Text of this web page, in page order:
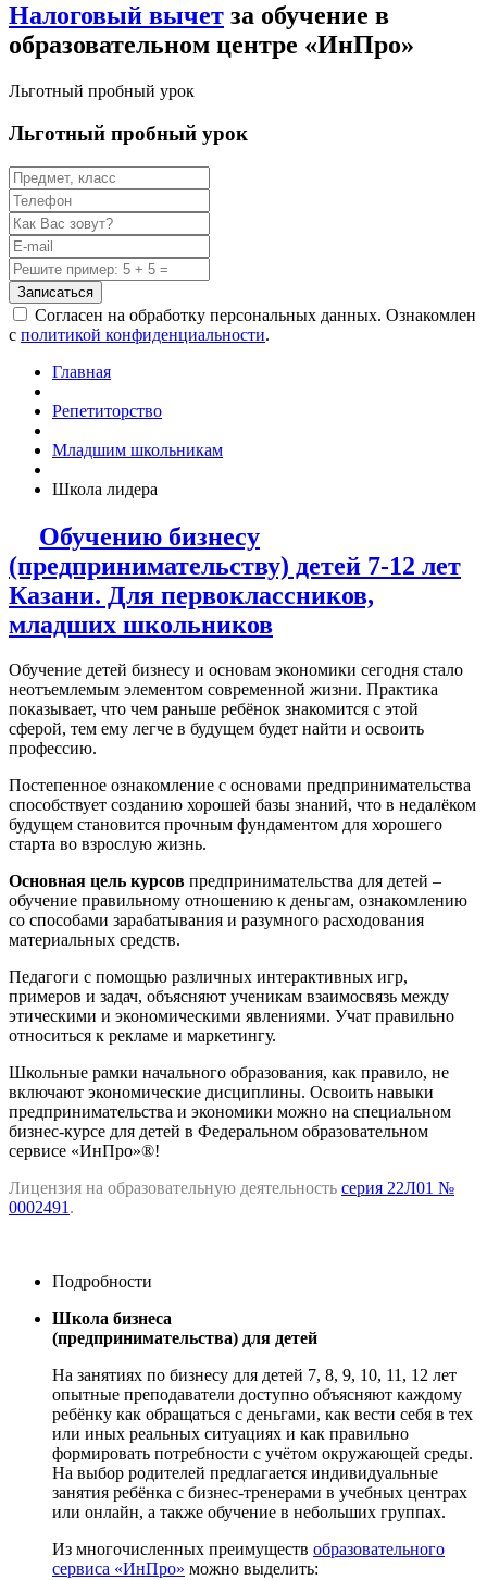
Налоговый вычет за обучение в
образовательном центре «ИнПро»
Льготный пробный урок
Льготный пробный урок
Записаться
Согласен на обработку персональных данных. Ознакомлен
с политикой конфиденциальности.
Главная
Репетиторство
Младшим школьникам
Школа лидера
Обучению бизнесу
(предпринимательству) детей 7-12 лет
Казани. Для первоклассников,
младших школьников
Обучение детей бизнесу и основам экономики сегодня стало
неотъемлемым элементом современной жизни. Практика
показывает, что чем раньше ребёнок знакомится с этой
сферой, тем ему легче в будущем будет найти и освоить
профессию.
Постепенное ознакомление с основами предпринимательства
способствует созданию хорошей базы знаний, что в недалёком
будущем становится прочным фундаментом для хорошего
старта во взрослую жизнь.
Основная цель курсов предпринимательства для детей –
обучение правильному отношению к деньгам, ознакомлению
со способами зарабатывания и разумного расходования
материальных средств.
Педагоги с помощью различных интерактивных игр,
примеров и задач, объясняют ученикам взаимосвязь между
этическими и экономическими явлениями. Учат правильно
относиться к рекламе и маркетингу.
Школьные рамки начального образования, как правило, не
включают экономические дисциплины. Освоить навыки
предпринимательства и экономики можно на специальном
бизнес-курсе для детей в Федеральном образовательном
сервисе «ИнПро»®!
Лицензия на образовательную деятельность серия 22Л01 №
0002491.
Подробности
Школа бизнеса
(предпринимательства) для детей
На занятиях по бизнесу для детей 7, 8, 9, 10, 11, 12 лет
опытные преподаватели доступно объясняют каждому
ребёнку как обращаться с деньгами, как вести себя в тех
или иных реальных ситуациях и как правильно
формировать потребности с учётом окружающей среды.
На выбор родителей предлагается индивидуальные
занятия ребёнка с бизнес-тренерами в учебных центрах
или онлайн, а также обучение в небольших группах.
Из многочисленных преимуществ образовательного
сервиса «ИнПро» можно выделить: